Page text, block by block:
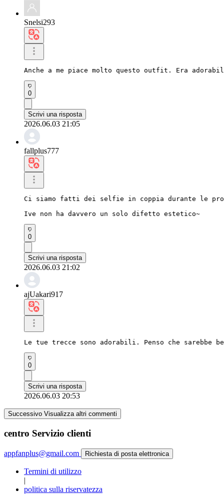
Snelsi293
Anche a me piace molto questo outfit. Era
0
Scrivi una risposta
2026.06.03 21:05
fallplus777
Ci siamo fatti dei selfie in coppia durante le
Ive non ha davvero un solo difetto estetico~
0
Scrivi una risposta
2026.06.03 21:02
ajUakari917
Le tue trecce sono adorabili. Penso che
0
Scrivi una risposta
2026.06.03 20:53
Successivo Visualizza altri commenti
centro Servizio clienti
appfanplus@gmail.com Richiesta di posta elettronica
Termini di utilizzo
|
politica sulla riservatezza